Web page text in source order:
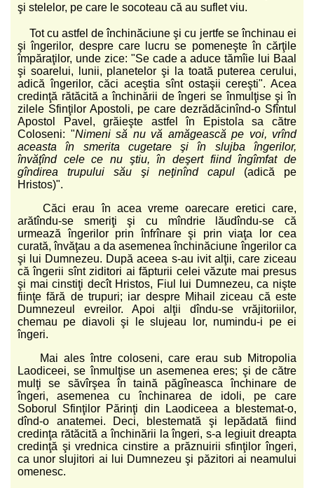
şi stelelor, pe care le socoteau că au suflet viu.
Tot cu astfel de închinăciune şi cu jertfe se închinau ei
şi îngerilor, despre care lucru se pomeneşte în cărţile
împăraţilor, unde zice: "Se cade a aduce tămîie lui Baal
şi soarelui, lunii, planetelor şi la toată puterea cerului,
adică îngerilor, căci aceştia sînt ostaşii cereşti". Acea
credinţă rătăcită a închinării de îngeri se înmulţise şi în
zilele Sfinţilor Apostoli, pe care dezrădăcinînd-o Sfîntul
Apostol Pavel, grăieşte astfel în Epistola sa către
Coloseni: "Nimeni să nu vă amăgească pe voi, vrînd
aceasta în smerita cugetare şi în slujba îngerilor,
învăţînd cele ce nu ştiu, în deşert fiind îngîmfat de
gîndirea trupului său şi neţinînd capul (adică pe
Hristos)".
Căci erau în acea vreme oarecare eretici care,
arătîndu-se smeriţi şi cu mîndrie lăudîndu-se că
urmează îngerilor prin înfrînare şi prin viaţa lor cea
curată, învăţau a da asemenea închinăciune îngerilor ca
şi lui Dumnezeu. După aceea s-au ivit alţii, care ziceau
că îngerii sînt ziditori ai făpturii celei văzute mai presus
şi mai cinstiţi decît Hristos, Fiul lui Dumnezeu, ca nişte
fiinţe fără de trupuri; iar despre Mihail ziceau că este
Dumnezeul evreilor. Apoi alţii dîndu-se vrăjitoriilor,
chemau pe diavoli şi le slujeau lor, numindu-i pe ei
îngeri.
Mai ales între coloseni, care erau sub Mitropolia
Laodiceei, se înmulţise un asemenea eres; şi de către
mulţi se săvîrşea în taină păgîneasca închinare de
îngeri, asemenea cu închinarea de idoli, pe care
Soborul Sfinţilor Părinţi din Laodiceea a blestemat-o,
dînd-o anatemei. Deci, blestemată şi lepădată fiind
credinţa rătăcită a închinării la îngeri, s-a legiuit dreapta
credinţă şi vrednica cinstire a prăznuirii sfinţilor îngeri,
ca unor slujitori ai lui Dumnezeu şi păzitori ai neamului
omenesc.